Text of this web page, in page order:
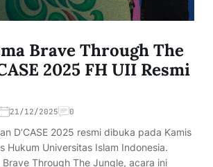
Brave Through The
2025 FH UII Resmi
21/12/2025 0
D’CASE 2025 resmi dibuka pada Kamis
Hukum Universitas Islam Indonesia.
Through The Jungle, acara ini